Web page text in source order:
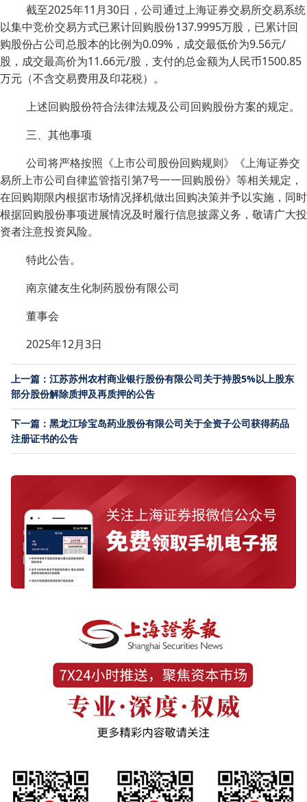
截至2025年11月30日，公司通过上海证券交易所交易系统
以集中竞价交易方式已累计回购股份137.9995万股，已累计回
购股份占公司总股本的比例为0.09%，成交最低价为9.56元/
股，成交最高价为11.66元/股，支付的总金额为人民币1500.85
万元（不含交易费用及印花税）。
上述回购股份符合法律法规及公司回购股份方案的规定。
三、其他事项
公司将严格按照《上市公司股份回购规则》《上海证券交
易所上市公司自律监管指引第7号一一回购股份》等相关规定，
在回购期限内根据市场情况择机做出回购决策并予以实施，同时
根据回购股份事项进展情况及时履行信息披露义务，敬请广大投
资者注意投资风险。
特此公告。
南京健友生化制药股份有限公司
董事会
2025年12月3日
上一篇：江苏苏州农村商业银行股份有限公司关于持股5%以上股东
部分股份解除质押及再质押的公告
下一篇：黑龙江珍宝岛药业股份有限公司关于全资子公司获得药品
注册证书的公告